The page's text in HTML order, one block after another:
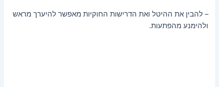
– להבין את ההיטל ואת הדרישות החוקיות מאפשר להיערך מראש
ולהימנע מהפתעות.